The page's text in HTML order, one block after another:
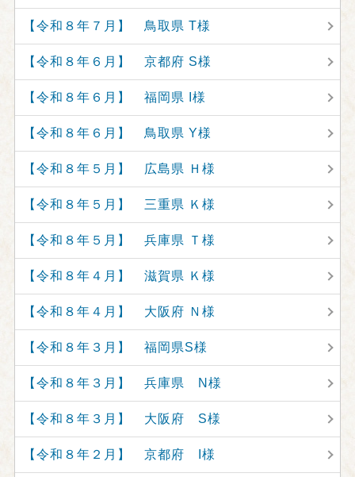
【令和８年７月】 鳥取県 T様
【令和８年６月】 京都府 S様
【令和８年６月】 福岡県 I様
【令和８年６月】 鳥取県 Y様
【令和８年５月】 広島県 Ｈ様
【令和８年５月】 三重県 Ｋ様
【令和８年５月】 兵庫県 Ｔ様
【令和８年４月】 滋賀県 Ｋ様
【令和８年４月】 大阪府 Ｎ様
【令和８年３月】 福岡県S様
【令和８年３月】 兵庫県 N様
【令和８年３月】 大阪府 S様
【令和８年２月】 京都府 I様